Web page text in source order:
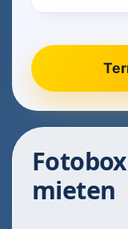
mieten